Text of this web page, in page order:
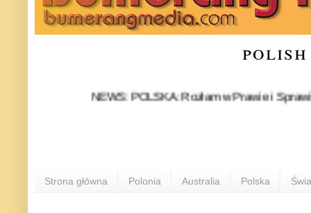
NEWS: POLSKA: Rozłam w Prawie i
Strona główna Polonia Australia Polska